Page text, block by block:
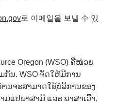
로 이메일을 보낼 수 있
Oregon (WSO) ຄືໜ່ວຍ
ກັນ. WSO ຈັດໃຫ້ມີການ
ານຈະສາມາດໃຊ້ບໍລິການຂອງ
ມແປພາສາມື ແລະ ພາສາເວົ້າ,